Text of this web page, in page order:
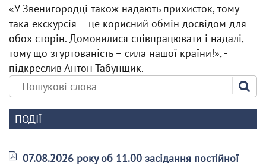
«У Звенигородці також надають прихисток, тому
така екскурсія – це корисний обмін досвідом для
обох сторін. Домовилися співпрацювати і надалі,
тому що згуртованість – сила нашої країни!», -
підкреслив Антон Табунщик.
ПОДІЇ
07.08.2026 року об 11.00 засідання постійної